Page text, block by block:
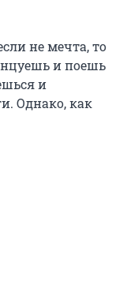
не мечта, то
и поешь
и
Однако, как